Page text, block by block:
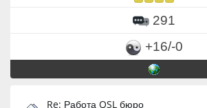
291
+16/-0
Re: Работа QSL бюро